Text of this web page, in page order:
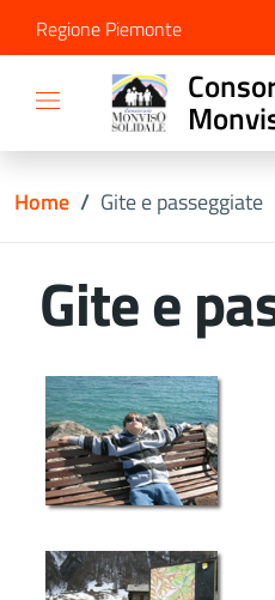
Regione Piemonte
Home / Gite e passeggiate
Gite e